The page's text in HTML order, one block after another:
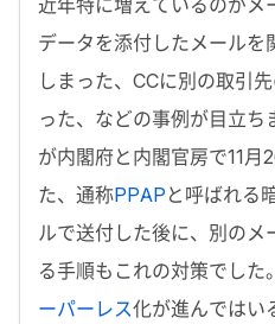
近年特に増えているのがメ
データを添付したメールを
しまった、CCに別の取引
った、などの事例が目立ち
が内閣府と内閣官房で11月
た、通称PPAP と呼ばれる
ルで送付した後に、別のメ
る手順もこれの対策でした。
ーパーレス化が進んではい